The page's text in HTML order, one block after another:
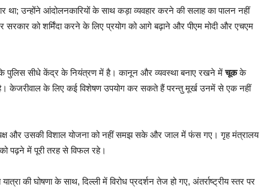
था; उन्होंने आंदोलनकारियों के साथ कड़ा व्यवहार करने की सलाह का पालन नहीं
को शर्मिंदा करने के लिए प्रयोग को आगे बढ़ाने और पीएम मोदी और एचएम
पुलिस सीधे केंद्र के नियंत्रण में है। कानून और व्यवस्था बनाए रखने मेंचूकके
केजरीवाल के लिए कई विशेषण उपयोग कर सकते हैं परन्तु मूर्ख उनमें से एक नहीं
और उसकी विशाल योजना को नहीं समझ सके और जाल में फंस गए। गृह मंत्रालय
पढ़ने में पूरी तरह से विफल रहे।
की घोषणा के साथ, दिल्ली में विरोध प्रदर्शन तेज हो गए, अंतर्राष्ट्रीय स्तर पर